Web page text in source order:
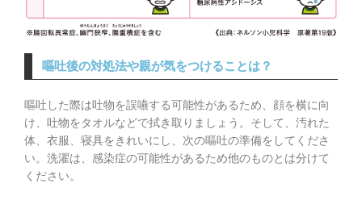
嘔吐後の対処法や親が気をつけることは？
嘔吐した際は吐物を誤嚥する可能性があるため、顔を横に向
け、吐物をタオルなどで拭き取りましょう。そして、汚れた
体、衣服、寝具をきれいにし、次の嘔吐の準備をしてくださ
い。洗濯は、感染症の可能性があるため他のものとは分けて
ください。